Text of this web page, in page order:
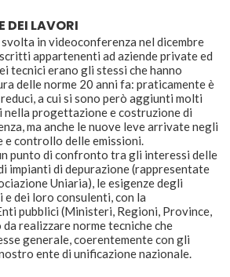
DEI LAVORI
in videoconferenza nel dicembre
appartenenti ad aziende private ed
tecnici erano gli stessi che hanno
delle norme 20 anni fa: praticamente è
a cui si sono però aggiunti molti
progettazione e costruzione di
ma anche le nuove leve arrivate negli
e controllo delle emissioni.
punto di confronto tra gli interessi delle
impianti di depurazione (rappresentate
Uniaria), le esigenze degli
dei loro consulenti, con la
pubblici (Ministeri, Regioni, Province,
da realizzare norme tecniche che
generale, coerentemente con gli
ente di unificazione nazionale.